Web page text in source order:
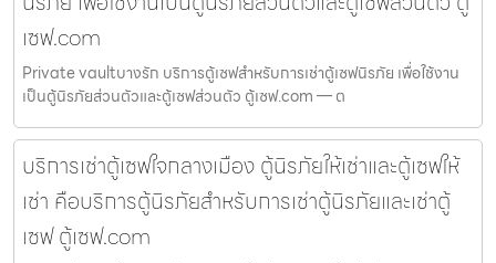
เซฟ.com
Private vaultบางรัก บริการตู้เซฟสำหรับการเช่าตู้เซฟนิรภัย เพื่อใช้งาน
เป็นตู้นิรภัยส่วนตัวและตู้เซฟส่วนตัว ตู้เซฟ.com — ต
บริการเช่าตู้เซฟใจกลางเมือง ตู้นิรภัยให้เช่าและตู้เซฟให้
เช่า คือบริการตู้นิรภัยสำหรับการเช่าตู้นิรภัยและเช่าตู้
เซฟ ตู้เซฟ.com